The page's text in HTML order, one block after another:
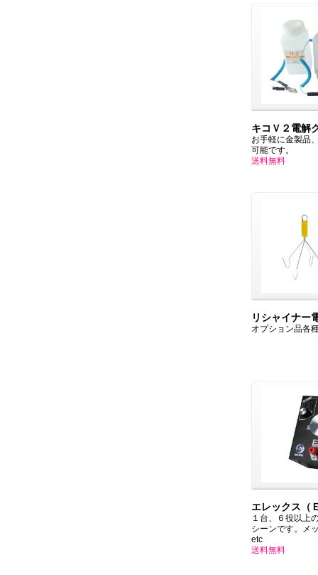
キコＶ２電解
お手軽に金製品
可能です。
送料無料
リシャイナー
オプション品各
エレックス（
１台、６役以上
シーンです。メ
etc
送料無料